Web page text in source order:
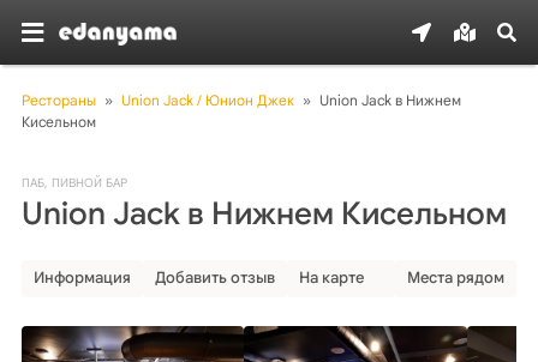
Рестораны » Union Jack / Юнион Джек » Union Jack в Нижнем
Кисельном
ПАБ, ПИВНОЙ БАР
Union Jack в Нижнем Кисельном
Информация Добавить отзыв На карте Места рядом